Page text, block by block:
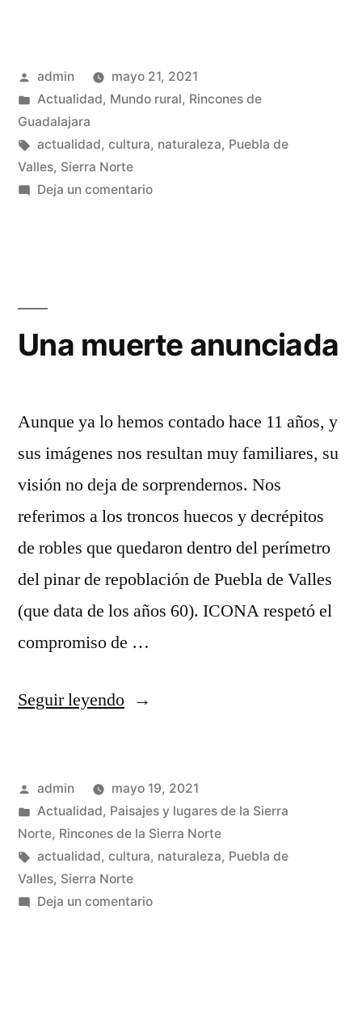
la
Mariana»
Publicado
por
admin
mayo 21, 2021
Publicado
en
Actualidad, Mundo rural, Rincones de
Guadalajara
Etiquetas:
actualidad, cultura, naturaleza, Puebla de
Valles, Sierra Norte
Deja un comentarioen
Una muerte anunciada
Aunque ya lo hemos contado hace 11 años, y
sus imágenes nos resultan muy familiares, su
visión no deja de sorprendernos. Nos
referimos a los troncos huecos y decrépitos
de robles que quedaron dentro del perímetro
del pinar de repoblación de Puebla de Valles
(que data de los años 60). ICONA respetó el
compromiso de …
Seguir leyendo«Una
Publicado
por
admin
mayo 19, 2021
Publicado
en
Actualidad, Paisajes y lugares de la Sierra
Norte, Rincones de la Sierra Norte
Etiquetas:
actualidad, cultura, naturaleza, Puebla de
Valles, Sierra Norte
Deja un comentarioen